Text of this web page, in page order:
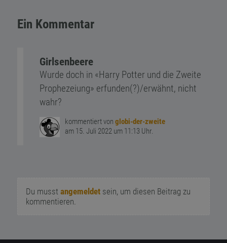
Ein Kommentar
Girlsenbeere
Wurde doch in «Harry Potter und die Zweite
Prophezeiung» erfunden(?)/erwähnt, nicht
wahr?
kommentiert von globi-der-zweite
am 15. Juli 2022 um 11:13 Uhr.
Du musst angemeldetsein, um diesen Beitrag zu
kommentieren.